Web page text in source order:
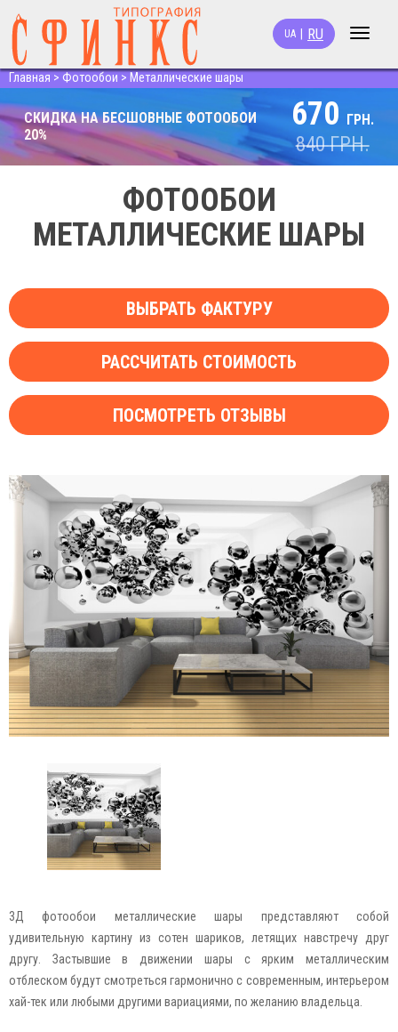
Toggle
UA RU
Главная > Фотообои > Металлические шары
СКИДКА НА БЕСШОВНЫЕ ФОТООБОИ
20%
670 ГРН.
840ГРН.
ФОТООБОИ
МЕТАЛЛИЧЕСКИЕ ШАРЫ
ВЫБРАТЬ ФАКТУРУ
РАССЧИТАТЬ СТОИМОСТЬ
ПОСМОТРЕТЬ ОТЗЫВЫ
3Д фотообои металлические шары представляют собой
удивительную картину из сотен шариков, летящих навстречу друг
другу. Застывшие в движении шары с ярким металлическим
отблеском будут смотреться гармонично с современным, интерьером
хай-тек или любыми другими вариациями, по желанию владельца.